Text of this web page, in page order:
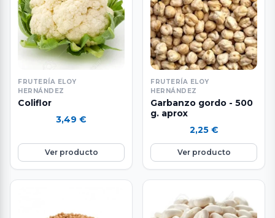
FRUTERÍA ELOY
HERNÁNDEZ
Coliflor
3,49 €
Ver producto
FRUTERÍA ELOY
HERNÁNDEZ
Garbanzo gordo - 500
g. aprox
2,25 €
Ver producto